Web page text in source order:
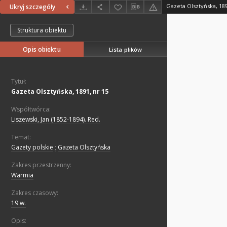
Ukryj szczegóły Gazeta Olsztyńska,
Struktura obiektu
Opis obiektu Lista plików
Tytuł:
Gazeta Olsztyńska, 1891, nr 15
Współtwórca:
Liszewski, Jan (1852-1894). Red.
Temat:
Gazety polskie ; Gazeta Olsztyńska
Zakres przestrzenny:
Warmia
Zakres czasowy:
19 w.
Opis: